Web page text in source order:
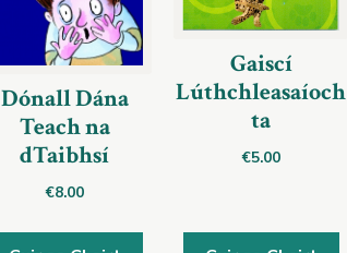
Dónall Dána
Teach na
dTaibhsí
€8.00
Gaiscí
Lúthchleasaíoch
ta
€5.00